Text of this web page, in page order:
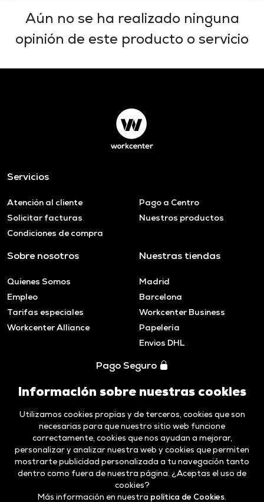
Aún no se ha realizado ninguna
opinión de este producto o servicio
Servicios
Atención al cliente
Pago a Centro
Solicitar facturas
Nuestros productos
Condiciones de compra
Sobre nosotros
Quienes Somos
Empleo
Tarifas especiales
Workcenter Alliance
Nuestras tiendas
Madrid
Barcelona
Workcenter Business
Papelería
Envios DHL
Pago Seguro
Información sobre nuestras cookies
Utilizamos cookies propias y de terceros, cookies que son
necesarias para que nuestro sitio web funcione
correctamente, cookies que nos ayudan a mejorar,
personalizar y analizar nuestra web y cookies que permiten
mostrarte publicidad personalizada a tu navegación tanto
dentro como fuera de nuestra página. ¿Aceptas el uso de
cookies?
Más información en nuestra política de Cookies.